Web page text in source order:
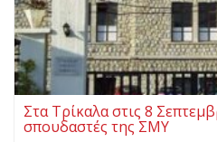
Στα Τρίκαλα στις 8
σπουδαστές της ΣΜΥ